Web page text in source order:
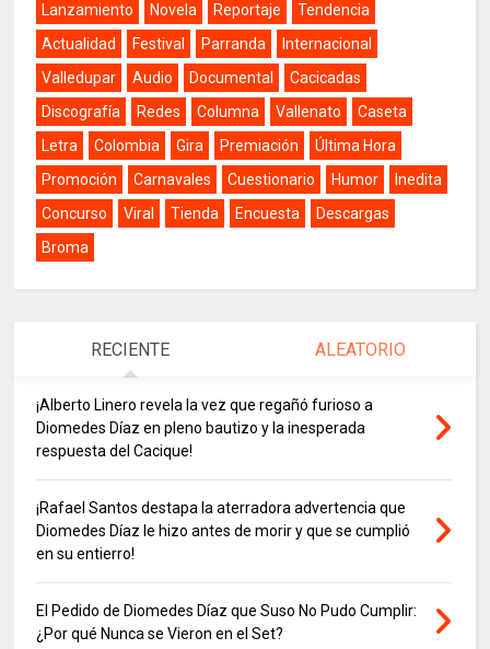
Lanzamiento
Novela Reportaje
Tendencia
Actualidad
Festival Parranda
Internacional
Valledupar
Audio Documental
Cacicadas
Discografía
Redes Columna Vallenato
Caseta
Letra
Colombia Gira Premiación
Última Hora
Promoción
Carnavales Cuestionario Humor
Inedita
Concurso
Viral Tienda Encuesta
Descargas
Broma
RECIENTE ALEATORIO
¡Alberto Linero revela la vez que regañó furioso a
Diomedes Díaz en pleno bautizo y la inesperada
respuesta del Cacique!
¡Rafael Santos destapa la aterradora advertencia que
Diomedes Díaz le hizo antes de morir y que se cumplió
en su entierro!
El Pedido de Diomedes Díaz que Suso No Pudo Cumplir:
¿Por qué Nunca se Vieron en el Set?